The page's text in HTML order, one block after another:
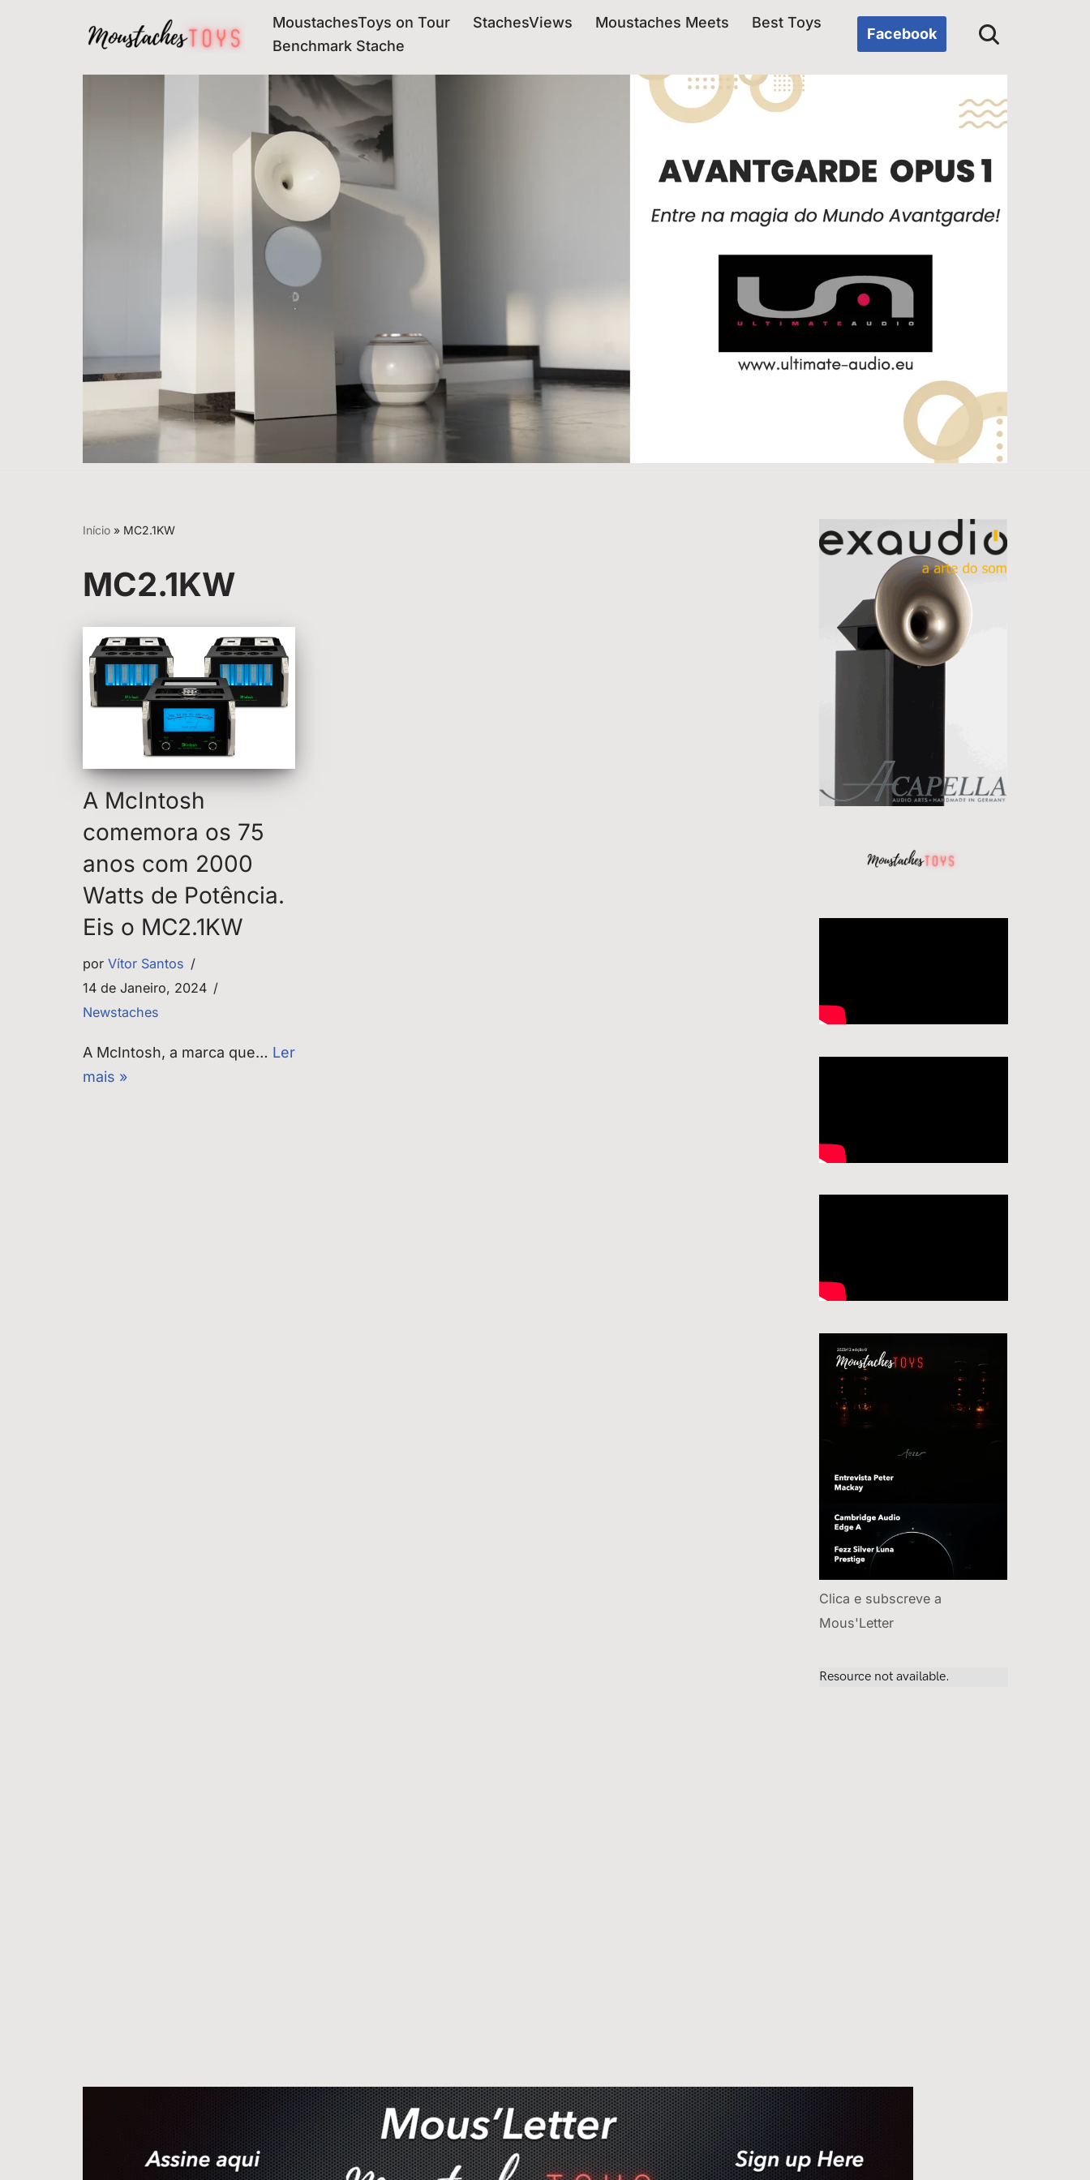
MoustachesToys on Tour StachesViews Moustaches Meets
Best Toys
Benchmark Stache
Facebook
Início » MC2.1KW
MC2.1KW
A McIntosh
comemora os 75
anos com 2000
Watts de Potência.
Eis o MC2.1KW
por Vítor Santos
14 de Janeiro, 2024
Newstaches
A McIntosh, a marca que… Ler
mais »
Clica e subscreve a
Mous'Letter